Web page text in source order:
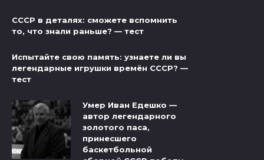
СССР в деталях: сможете вспомнить
то, что знали раньше? — тест
Испытайте свою память: узнаете ли вы
легендарные игрушки времён СССР? —
тест
Умер Иван Едешко —
автор легендарного
золотого паса,
принесшего
баскетбольной